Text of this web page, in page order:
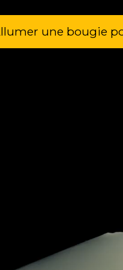
une bougie